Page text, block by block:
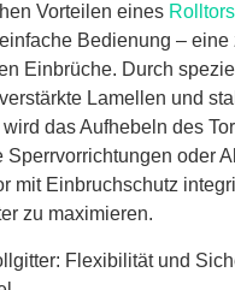
Vorteilen eines Rolltors
Bedienung – eine
Einbrüche. Durch
Lamellen und
das Aufhebeln des
Sperrvorrichtungen oder
mit Einbruchschutz
zu maximieren.
: Flexibilität und